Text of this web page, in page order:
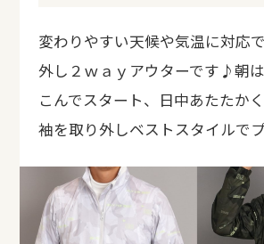
変わりやすい天候や気温に対応
外し２ｗａｙアウターです♪朝
こんでスタート、日中あたたか
袖を取り外しベストスタイルで